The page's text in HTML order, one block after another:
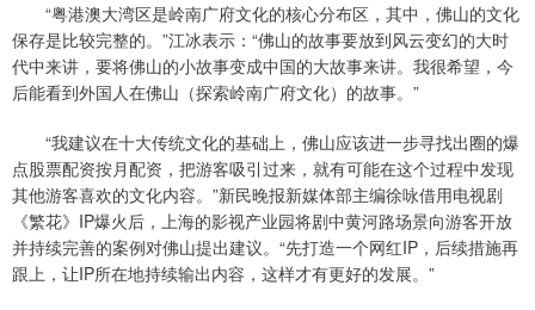
“粤港澳大湾区是岭南广府文化的核心分布区，其中，佛山的文化
保存是比较完整的。”江冰表示：“佛山的故事要放到风云变幻的大时
代中来讲，要将佛山的小故事变成中国的大故事来讲。我很希望，今
后能看到外国人在佛山（探索岭南广府文化）的故事。”
“我建议在十大传统文化的基础上，佛山应该进一步寻找出圈的爆
点股票配资按月配资，把游客吸引过来，就有可能在这个过程中发现
其他游客喜欢的文化内容。”新民晚报新媒体部主编徐咏借用电视剧
《繁花》IP爆火后，上海的影视产业园将剧中黄河路场景向游客开放
并持续完善的案例对佛山提出建议。“先打造一个网红IP，后续措施再
跟上，让IP所在地持续输出内容，这样才有更好的发展。”